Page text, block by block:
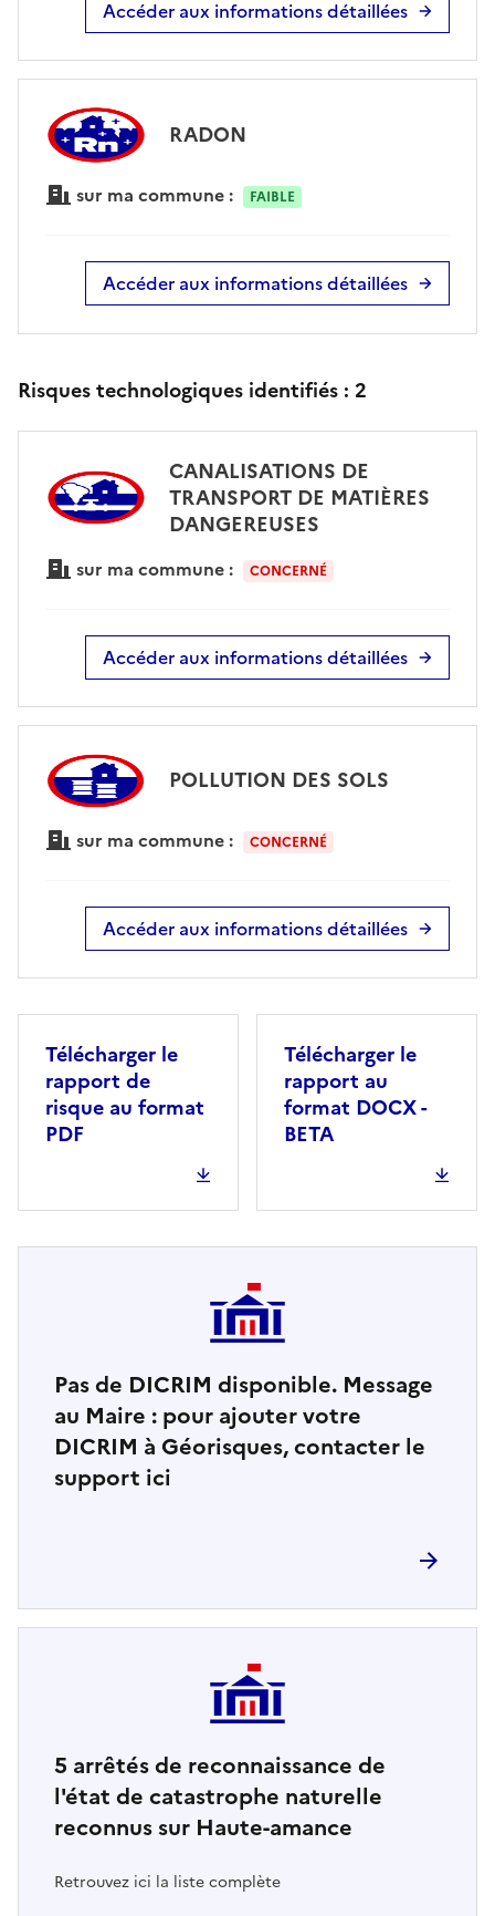
Accéder aux informations détaillées
RADON
sur ma commune : FAIBLE
Accéder aux informations détaillées
Risques technologiques identifiés : 2
CANALISATIONS DE
TRANSPORT DE MATIÈRES
DANGEREUSES
sur ma commune : CONCERNÉ
Accéder aux informations détaillées
POLLUTION DES SOLS
sur ma commune : CONCERNÉ
Accéder aux informations détaillées
Télécharger le
rapport de
risque au format
PDF
Télécharger le
rapport au
format DOCX -
BETA
Pas de DICRIM disponible. Message
au Maire : pour ajouter votre
DICRIM à Géorisques, contacter le
support ici
5 arrêtés de reconnaissance de
l'état de catastrophe naturelle
reconnus sur Haute-amance
Retrouvez ici la liste complète